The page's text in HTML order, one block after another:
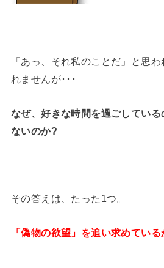
「あっ、それ私のことだ」と思
れませんが･･･
なぜ、好きな時間を過ごしてい
ないのか?
その答えは、たった1つ。
「偽物の欲望」を追い求めている